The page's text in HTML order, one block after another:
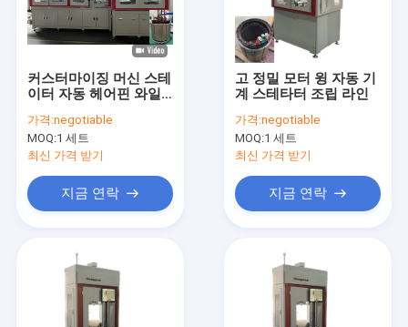
커스터마이징 머신 스테
이터 자동 헤어핀 와일
가격:negotiable
MOQ:1 세트
최신 가격 받기
지금 연락
고 정밀 모터 윙 자동 기
계 스테타터 조립 라인
가격:negotiable
MOQ:1 세트
최신 가격 받기
지금 연락